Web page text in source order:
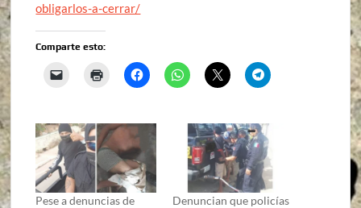
obligarlos-a-cerrar/
Comparte esto:
Pese a denuncias de
Denuncian que policías